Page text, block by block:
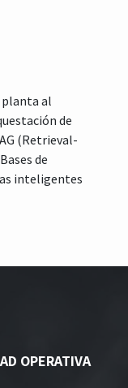
planta al
de
(Retrieval-
de
inteligentes
OPERATIVA